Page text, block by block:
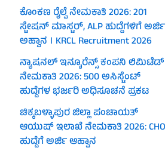
ಕೊಂಕಣ ರೈಲ್ವೆ ನೇಮಕಾತಿ 2026: 201
ಸ್ಟೇಷನ್ ಮಾಸ್ಟರ್, ALP ಹುದ್ದೆಗಳಿಗೆ ಅರ್ಜಿ
ಅಹ್ವಾನ । KRCL Recruitment 2026
ನ್ಯಾಷನಲ್ ಇನ್ಶೂರೆನ್ಸ್ ಕಂಪನಿ ಲಿಮಿಟೆಡ್
ನೇಮಕಾತಿ 2026: 500 ಅಸಿಸ್ಟೆಂಟ್
ಹುದ್ದೆಗಳ ಭರ್ಜರಿ ಅಧಿಸೂಚನೆ ಪ್ರಕಟ
ಚಿಕ್ಕಬಳ್ಳಾಪುರ ಜಿಲ್ಲಾ ಪಂಚಾಯತ್
ಆಯುಷ್ ಇಲಾಖೆ ನೇಮಕಾತಿ 2026: CHO
ಹುದ್ದೆಗೆ ಅರ್ಜಿ ಆಹ್ವಾನ